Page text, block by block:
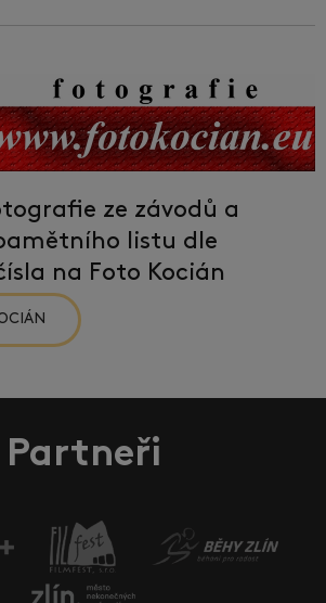
ze závodů a
listu dle
na Foto Kocián
Partneři